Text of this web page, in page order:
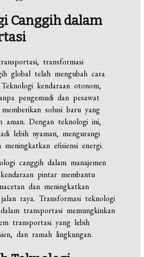
Canggih dalam
transformasi
global telah mengubah cara
kendaraan otonom,
pengemudi dan pesawat
solusi baru yang
aman. Dengan teknologi ini,
lebih nyaman, mengurangi
meningkatkan efisiensi energi.
canggih dalam manajemen
pintar membantu
dan meningkatkan
raya. Transformasi teknologi
transportasi memungkinkan
transportasi yang lebih
dan ramah lingkungan.